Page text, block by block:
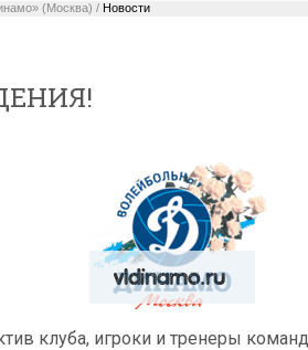
(Москва) / Новости
клуба, игроки и тренеры